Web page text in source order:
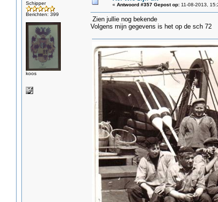
Schipper
Berichten: 399
koos
« Antwoord #357 Gepost op:11-08-2013,
Zien jullie nog bekende
Volgens mijn gegevens is het op de sch 72